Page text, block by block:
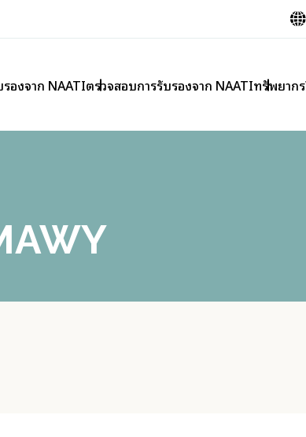
องจาก NAATIตรวจสอบการรับรองจาก NAATIทรัพยากร